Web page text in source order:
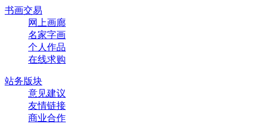
书画交易
网上画廊
名家字画
个人作品
在线求购
站务版块
意见建议
友情链接
商业合作